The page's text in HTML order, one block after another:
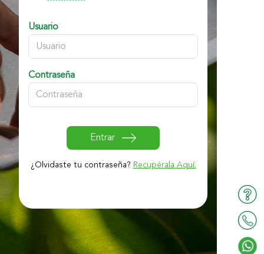
Usuario
Contraseña
Entrar
¿Olvidaste tu contraseña? Recupérala Aquí.